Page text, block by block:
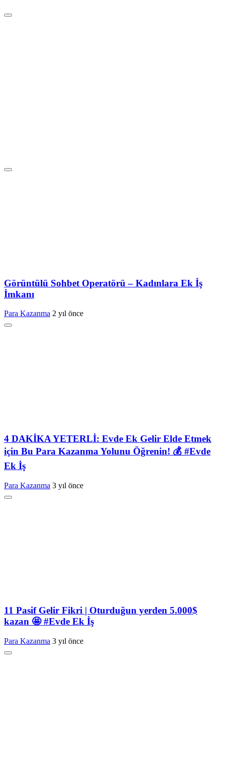
Görüntülü Sohbet Operatörü – Kadınlara Ek İş
İmkanı
Para Kazanma 2 yıl önce
4 DAKİKA YETERLİ: Evde Ek Gelir Elde Etmek
için Bu Para Kazanma Yolunu Öğrenin! 💰 #Evde
Ek İş
Para Kazanma 3 yıl önce
11 Pasif Gelir Fikri | Oturduğun yerden 5.000$
kazan 🤩 #Evde Ek İş
Para Kazanma 3 yıl önce